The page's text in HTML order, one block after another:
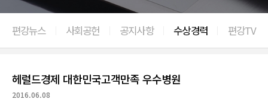
편강뉴스 사회공헌 공지사항 수상경력 편강TV
이전으로
헤럴드경제 대한민국고객만족 우수병원
2016.06.08